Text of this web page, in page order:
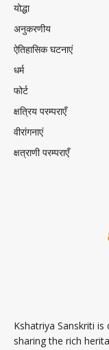
योद्धा
अनुकरणीय
ऐतिहासिक घटनाएं
धर्म
फोर्ट
क्षत्रिय परम्पराएँ
वीरांगनाएं
क्षत्राणी परम्पराएँ
Kshatriya Sanskriti
sharing the rich